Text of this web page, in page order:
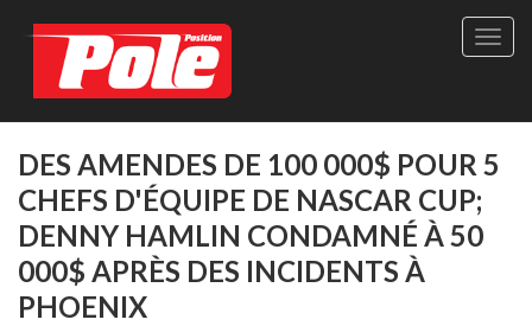
Site
-
DES AMENDES DE 100 000$ POUR 5
CHEFS D'ÉQUIPE DE NASCAR CUP;
DENNY HAMLIN CONDAMNÉ À 50
000$ APRÈS DES INCIDENTS À
PHOENIX